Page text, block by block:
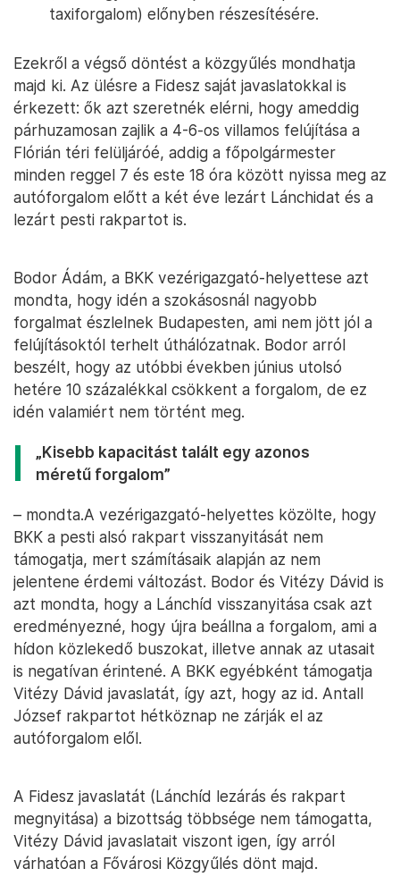
taxiforgalom) előnyben részesítésére.
Ezekről a végső döntést a közgyűlés mondhatja
majd ki. Az ülésre a Fidesz saját javaslatokkal is
érkezett: ők azt szeretnék elérni, hogy ameddig
párhuzamosan zajlik a 4-6-os villamos felújítása a
Flórián téri felüljáróé, addig a főpolgármester
minden reggel 7 és este 18 óra között nyissa meg az
autóforgalom előtt a két éve lezárt Lánchidat és a
lezárt pesti rakpartot is.
Bodor Ádám, a BKK vezérigazgató-helyettese azt
mondta, hogy idén a szokásosnál nagyobb
forgalmat észlelnek Budapesten, ami nem jött jól a
felújításoktól terhelt úthálózatnak. Bodor arról
beszélt, hogy az utóbbi években június utolsó
hetére 10 százalékkal csökkent a forgalom, de ez
idén valamiért nem történt meg.
„Kisebb kapacitást talált egy azonos
méretű forgalom”
– mondta.A vezérigazgató-helyettes közölte, hogy
BKK a pesti alsó rakpart visszanyitását nem
támogatja, mert számításaik alapján az nem
jelentene érdemi változást. Bodor és Vitézy Dávid is
azt mondta, hogy a Lánchíd visszanyitása csak azt
eredményezné, hogy újra beállna a forgalom, ami a
hídon közlekedő buszokat, illetve annak az utasait
is negatívan érintené. A BKK egyébként támogatja
Vitézy Dávid javaslatát, így azt, hogy az id. Antall
József rakpartot hétköznap ne zárják el az
autóforgalom elől.
A Fidesz javaslatát (Lánchíd lezárás és rakpart
megnyitása) a bizottság többsége nem támogatta,
Vitézy Dávid javaslatait viszont igen, így arról
várhatóan a Fővárosi Közgyűlés dönt majd.